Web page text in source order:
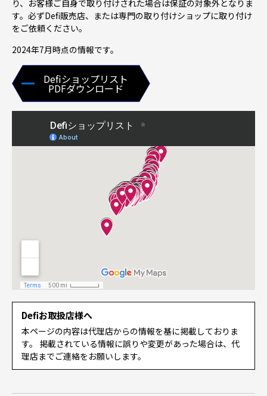
り、お客様ご自身で取り付けされた場合は保証の対象外となりま
す。必ずDefi販売店、または専門の取り付けショップに取り付け
をご依頼ください。
2024年7月時点の情報です。
Defiショップリスト
PDFダウンロード
Defiお取扱店様へ
本ページの内容は代理店からの情報を基に掲載しておりま
す。 掲載されている情報に誤りや変更があった場合は、代
理店までご連絡をお願いします。